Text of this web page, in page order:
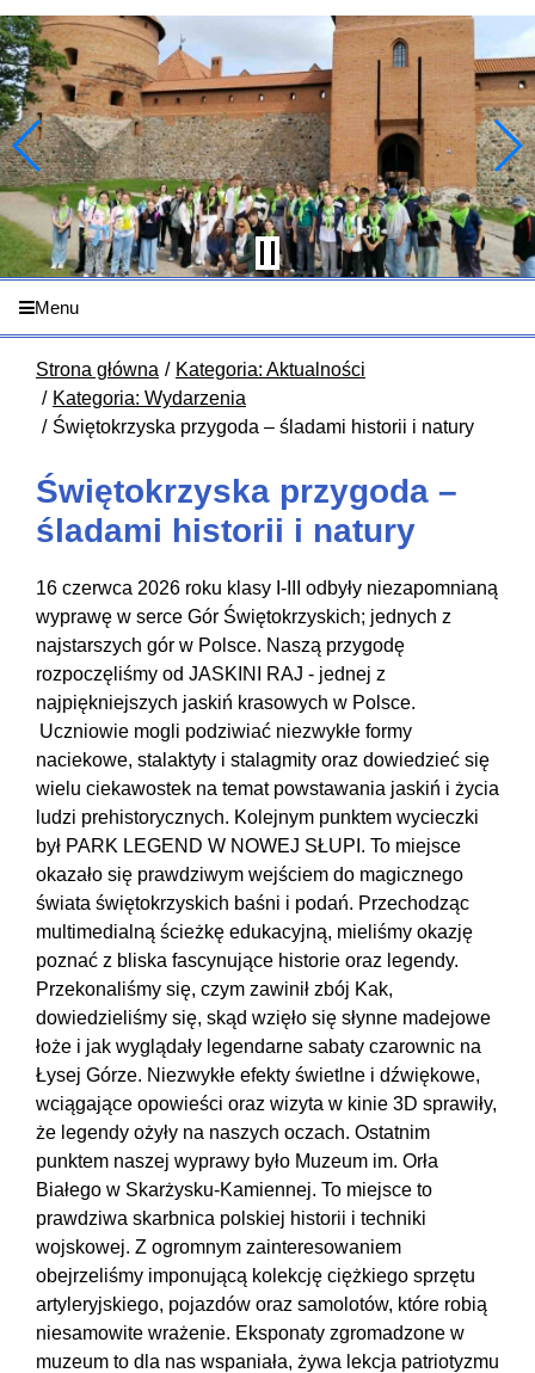
Menu
Strona główna
Kategoria: Aktualności
Kategoria: Wydarzenia
Świętokrzyska przygoda – śladami historii i natury
Świętokrzyska przygoda –
śladami historii i natury
16 czerwca 2026 roku klasy I-III odbyły niezapomnianą
wyprawę w serce Gór Świętokrzyskich; jednych z
najstarszych gór w Polsce. Naszą przygodę
rozpoczęliśmy od JASKINI RAJ - jednej z
najpiękniejszych jaskiń krasowych w Polsce.
Uczniowie mogli podziwiać niezwykłe formy
naciekowe, stalaktyty i stalagmity oraz dowiedzieć się
wielu ciekawostek na temat powstawania jaskiń i życia
ludzi prehistorycznych. Kolejnym punktem wycieczki
był PARK LEGEND W NOWEJ SŁUPI. To miejsce
okazało się prawdziwym wejściem do magicznego
świata świętokrzyskich baśni i podań. Przechodząc
multimedialną ścieżkę edukacyjną, mieliśmy okazję
poznać z bliska fascynujące historie oraz legendy.
Przekonaliśmy się, czym zawinił zbój Kak,
dowiedzieliśmy się, skąd wzięło się słynne madejowe
łoże i jak wyglądały legendarne sabaty czarownic na
Łysej Górze. Niezwykłe efekty świetlne i dźwiękowe,
wciągające opowieści oraz wizyta w kinie 3D sprawiły,
że legendy ożyły na naszych oczach. Ostatnim
punktem naszej wyprawy było Muzeum im. Orła
Białego w Skarżysku-Kamiennej. To miejsce to
prawdziwa skarbnica polskiej historii i techniki
wojskowej. Z ogromnym zainteresowaniem
obejrzeliśmy imponującą kolekcję ciężkiego sprzętu
artyleryjskiego, pojazdów oraz samolotów, które robią
niesamowite wrażenie. Eksponaty zgromadzone w
muzeum to dla nas wspaniała, żywa lekcja patriotyzmu